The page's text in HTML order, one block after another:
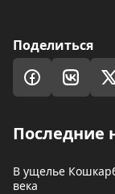
Поделиться
Последние
В ущелье
века